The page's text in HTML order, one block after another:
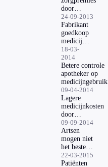
door
goedkope
medicijnen'
24-09-2013
Fabrikant
goedkoop
medicijn
wordt
benadeeld
18-03-
2014
Betere controle
apotheker op
medicijngebruik
09-04-2014
Lagere
medicijnkosten
door
gezamenlijke
inkoopactie
09-09-2014
Artsen
mogen niet
het beste
medicijn
voorschrijven
22-03-2015
Patiënten